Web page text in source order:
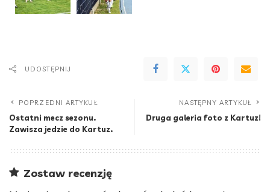
UDOSTĘPNIJ
POPRZEDNI ARTYKUŁ
Ostatni mecz sezonu.
Zawisza jedzie do Kartuz.
NASTĘPNY ARTYKUŁ
Druga galeria foto z Kartuz!
Zostaw recenzję